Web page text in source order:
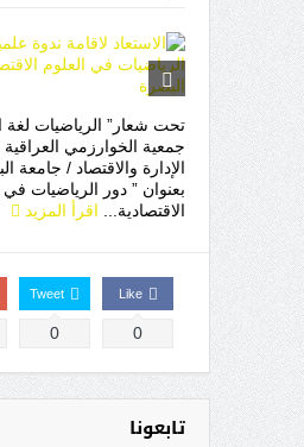
تحت شعار” الرياضيات لغة
جمعية الخوارزمي العراقية
الإدارة والاقتصاد / جامعة
بعنوان ” دور الرياضيات في
الاقتصادية... اقرأ المزيد
Like
0
Tweet
0
تابعونا